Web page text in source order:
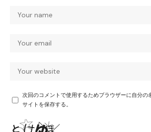
次回のコメントで使用するためブラウザーに自分の
サイトを保存する。